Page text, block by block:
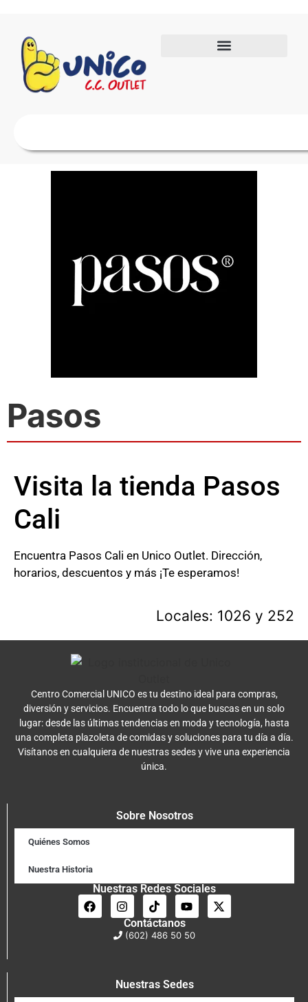
Pasos
Visita la tienda Pasos
Cali
Encuentra Pasos Cali en Unico Outlet. Dirección,
horarios, descuentos y más ¡Te esperamos!
Locales: 1026 y 252
Centro Comercial UNICO es tu destino ideal para compras,
diversión y servicios. Encuentra todo lo que buscas en un solo
lugar: desde las últimas tendencias en moda y tecnología, hasta
una completa plazoleta de comidas y soluciones para tu día a día.
Visítanos en cualquiera de nuestras sedes y vive una experiencia
única.
Sobre Nosotros
Quiénes Somos
Nuestra Historia
Nuestras Redes Sociales
Contáctanos
(602) 486 50 50
Nuestras Sedes